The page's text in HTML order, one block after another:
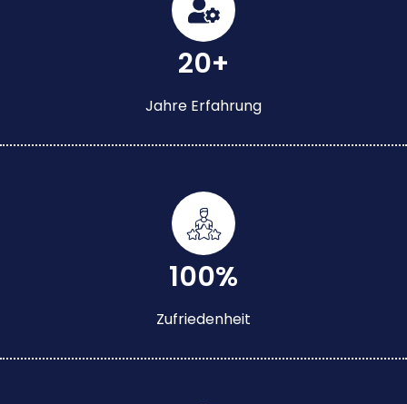
20+
Jahre Erfahrung
100%
Zufriedenheit